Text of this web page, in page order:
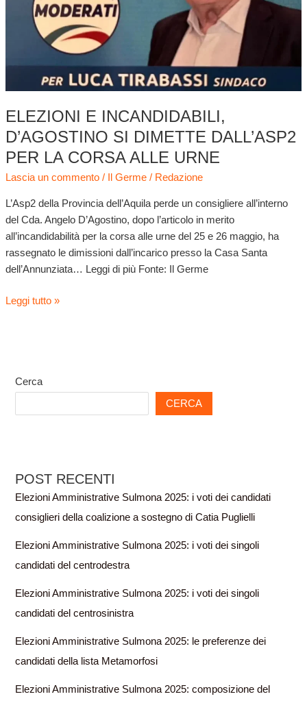
ELEZIONI E INCANDIDABILI,
D’AGOSTINO SI DIMETTE DALL’ASP2
PER LA CORSA ALLE URNE
Lascia un commento / Il Germe/ Redazione
L’Asp2 della Provincia dell’Aquila perde un consigliere all’interno
del Cda. Angelo D’Agostino, dopo l’articolo in merito
all’incandidabilità per la corsa alle urne del 25 e 26 maggio, ha
rassegnato le dimissioni dall’incarico presso la Casa Santa
dell’Annunziata… Leggi di più Fonte: Il Germe
dall’Asp2
alle
Leggi tutto »
Cerca
CERCA
POST RECENTI
Elezioni Amministrative Sulmona 2025: i voti dei candidati
consiglieri della coalizione a sostegno di Catia Puglielli
Elezioni Amministrative Sulmona 2025: i voti dei singoli
candidati del centrodestra
Elezioni Amministrative Sulmona 2025: i voti dei singoli
candidati del centrosinistra
Elezioni Amministrative Sulmona 2025: le preferenze dei
candidati della lista Metamorfosi
Elezioni Amministrative Sulmona 2025: composizione del